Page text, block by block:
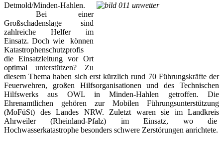
Detmold/Minden-Hahlen.
Bei einer
Großschadenslage sind
zahlreiche Helfer im
Einsatz. Doch wie können
Katastrophenschutzprofis
die Einsatzleitung vor Ort
optimal unterstützen? Zu
diesem Thema haben sich erst kürzlich rund 70 Führungskräfte der
Feuerwehren, großen Hilfsorganisationen und des Technischen
Hilfswerks aus OWL in Minden-Hahlen getroffen. Die
Ehrenamtlichen gehören zur Mobilen Führungsunterstützung
(MoFüSt) des Landes NRW. Zuletzt waren sie im Landkreis
Ahrweiler (Rheinland-Pfalz) im Einsatz, wo die
Hochwasserkatastrophe besonders schwere Zerstörungen anrichtete.